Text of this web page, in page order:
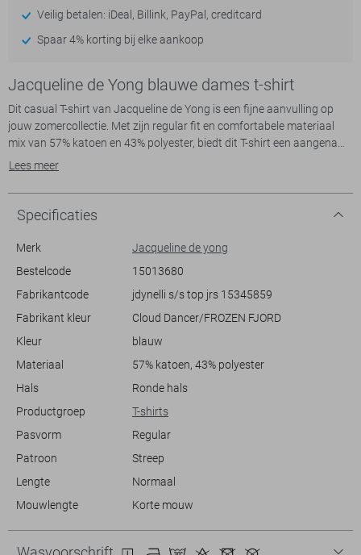
Veilig betalen: iDeal, Billink, PayPal, creditcard
Spaar 4% korting bij elke aankoop
Jacqueline de Yong blauwe dames t-shirt
Dit casual T-shirt van Jacqueline de Yong is een fijne aanvulling op
jouw zomercollectie. Met zijn regular fit en comfortabele materiaal
mix van 57% katoen en 43% polyester, biedt dit T-shirt een aangename
pasvorm en luchtigheid voor warme dagen. De subtiele streepjes in
mouwen zorgen voor een ontspannen, doch modieuze uitstraling.
De lichte kleurstelling met subtiele lijnen maakt het gemakkelijk om dit
T-shirt te combineren met verschillende outfits. Ideaal voor zowel een
met een comfortabele jeans of een luchtige rok voor een complete
zomerse look. Dankzij de normale lengte en het tijdloze design, is dit
Jacqueline de Yong T-shirt geschikt voor elke casual gelegenheid.
Lees meer
Specificaties
Merk
Jacqueline de yong
Bestelcode
15013680
Fabrikantcode
jdynelli s/s top jrs 15345859
Fabrikant kleur
Cloud Dancer/FROZEN FJORD
Kleur
blauw
Materiaal
57% katoen, 43% polyester
Hals
Ronde hals
Productgroep
T-shirts
Pasvorm
Regular
Patroon
Streep
Lengte
Normaal
Mouwlengte
Korte mouw